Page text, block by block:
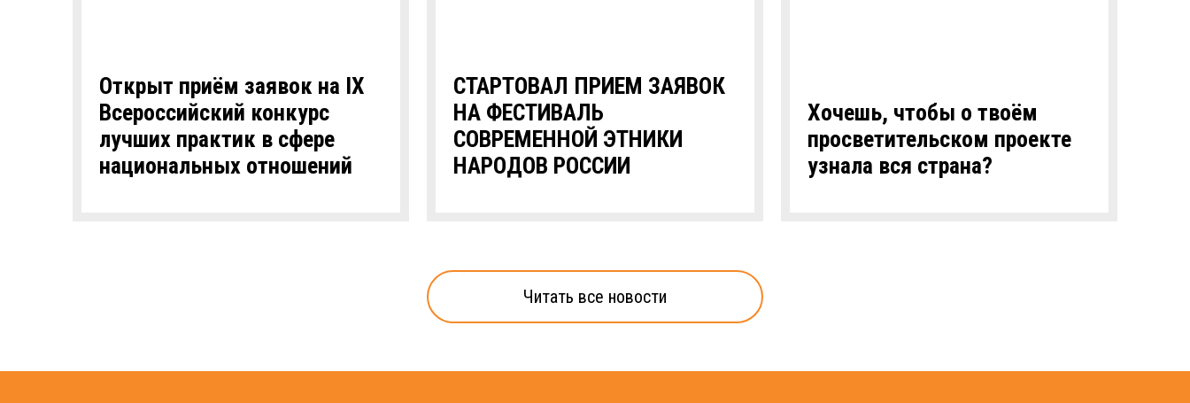
Открыт приём заявок на IХ
Всероссийский конкурс
лучших практик в сфере
национальных отношений
СТАРТОВАЛ ПРИЕМ ЗАЯВОК
НА ФЕСТИВАЛЬ
СОВРЕМЕННОЙ ЭТНИКИ
НАРОДОВ РОССИИ
Хочешь, чтобы о твоём
просветительском проекте
узнала вся страна?
Читать все новости